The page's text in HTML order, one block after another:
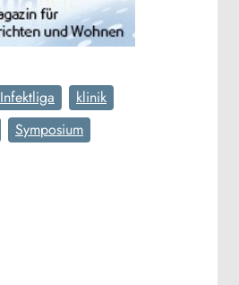
Infektliga
klinik
Symposium